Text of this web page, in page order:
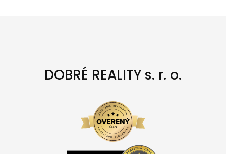
DOBRÉ REALITY s. r. o.